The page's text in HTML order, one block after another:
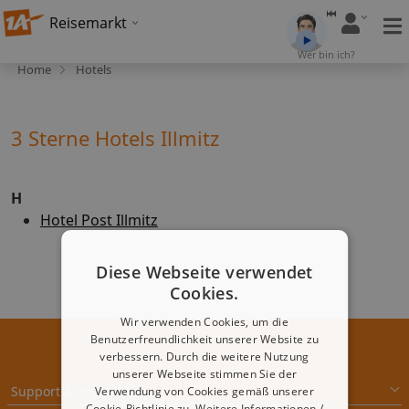
Reisemarkt
Wer bin ich?
Home Hotels
3 Sterne Hotels Illmitz
H
Hotel Post Illmitz
Support & Impressum
Diese Webseite verwendet
Cookies.
Wir verwenden Cookies, um die
Benutzerfreundlichkeit unserer Website zu
verbessern. Durch die weitere Nutzung
unserer Webseite stimmen Sie der
Verwendung von Cookies gemäß unserer